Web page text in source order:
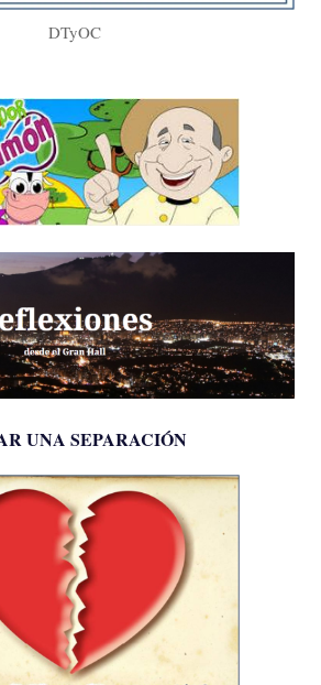
DTyOC
UNA SEPARACIÓN